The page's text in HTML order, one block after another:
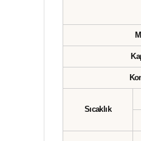
Sıcaklık